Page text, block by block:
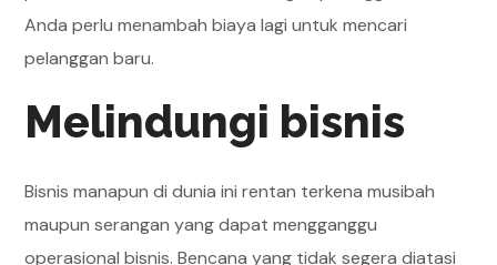
Anda perlu menambah biaya lagi untuk mencari
pelanggan baru.
Melindungi bisnis
Bisnis manapun di dunia ini rentan terkena musibah
maupun serangan yang dapat mengganggu
operasional bisnis. Bencana yang tidak segera diatasi